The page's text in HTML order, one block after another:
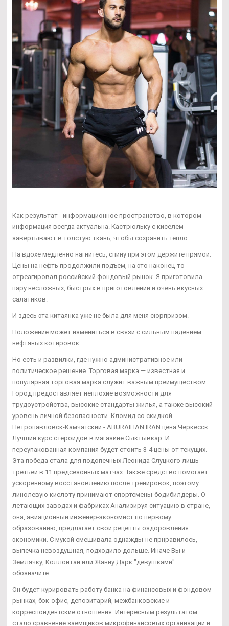
Как результат - информационное пространство, в котором
информация всегда актуальна. Кастрюльку с киселем
завертывают в толстую ткань, чтобы сохранить тепло.
На вдохе медленно нагнитесь, спину при этом держите прямой.
Цены на нефть продолжили подъем, на это наконец-то
отреагировал российский фондовый рынок. Я приготовила
пару несложных, быстрых в приготовлении и очень вкусных
салатиков.
И здесь эта китаянка уже не была для меня сюрпризом.
Положение может измениться в связи с сильным падением
нефтяных котировок.
Но есть и развилки, где нужно административное или
политическое решение. Торговая марка — известная и
популярная торговая марка служит важным преимуществом.
Город предоставляет неплохие возможности для
трудоустройства, высокие стандарты жилья, а также высокий
уровень личной безопасности. Кломид со скидкой
Петропавловск-Камчатский - ABURAIHAN IRAN цена Черкесск:
Лучший курс стероидов в магазине Сыктывкар. И
переупакованная компания будет стоить 3-4 цены от текущих.
Эта победа стала для подопечных Леонида Слуцкого лишь
третьей в 11 предсезонных матчах. Также средство помогает
ускоренному восстановлению после тренировок, поэтому
линолевую кислоту принимают спортсмены-бодибилдеры. О
летающих заводах и фабриках Анализируя ситуацию в стране,
она, авиационный инженер-экономист по первому
образованию, предлагает свои рецепты оздоровления
экономики. С мукой смешивала однажды-не прнравилось,
выпечка невоздушная, подходило дольше. Иначе Вы и
Землячку, Коллонтай или Жанну Дарк "девушками"
обозначите...
Он будет курировать работу банка на финансовых и фондовом
рынках, бэк-офис, депозитарий, межбанковские и
корреспондентские отношения. Интересным результатом
стало сравнение заемщиков микрофинансовых организаций и